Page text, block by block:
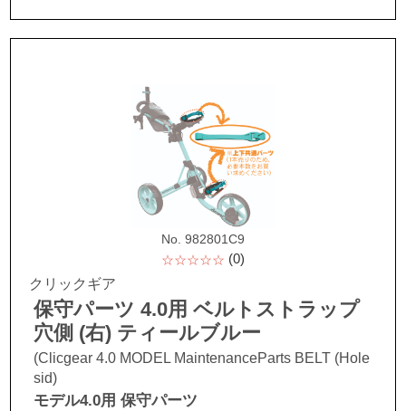
No. 982801C9
☆☆☆☆☆ (0)
クリックギア
保守パーツ 4.0用 ベルトストラップ
穴側 (右) ティールブルー
(Clicgear 4.0 MODEL MaintenanceParts BELT (Hole
sid)
モデル4.0用 保守パーツ